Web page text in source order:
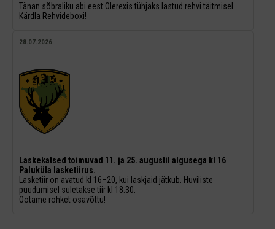
Tänan sõbraliku abi eest Olerexis tühjaks lastud rehvi täitmisel
Kärdla Rehvideboxi!
28.07.2026
Laskekatsed toimuvad 11. ja 25. augustil algusega kl 16
Paluküla lasketiirus.
Lasketiir on avatud kl 16–20, kui laskjaid jätkub. Huviliste
puudumisel suletakse tiir kl 18.30.
Ootame rohket osavõttu!